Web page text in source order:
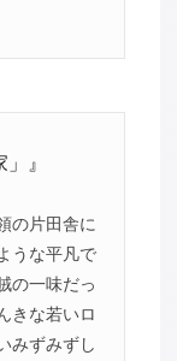
』
の片田舎に
うな平凡で
の一味だっ
きな若いロ
みずみずし